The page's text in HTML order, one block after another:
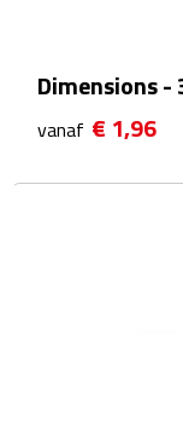
Drinkflessen
Dimensions
vanaf € 1,96